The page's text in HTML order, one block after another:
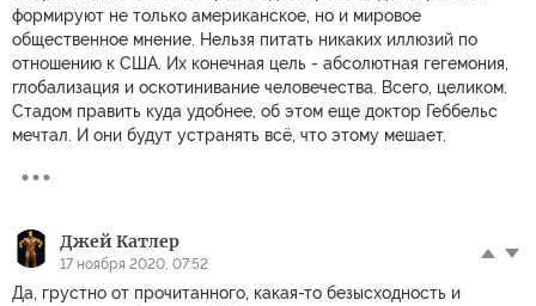
формируют не только американское, но и мировое
общественное мнение. Нельзя питать никаких иллюзий по
отношению к США. Их конечная цель - абсолютная гегемония,
глобализация и оскотинивание человечества. Всего, целиком.
Стадом править куда удобнее, об этом еще доктор Геббельс
мечтал. И они будут устранять всё, что этому мешает.
Джей Катлер
17 ноября 2020, 07:52
Да, грустно от прочитанного, какая-то безысходность и